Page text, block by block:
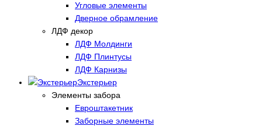
Угловые элементы
Дверное обрамление
ЛДФ декор
ЛДФ Молдинги
ЛДФ Плинтусы
ЛДФ Карнизы
Экстерьер
Элементы забора
Евроштакетник
Заборные элементы